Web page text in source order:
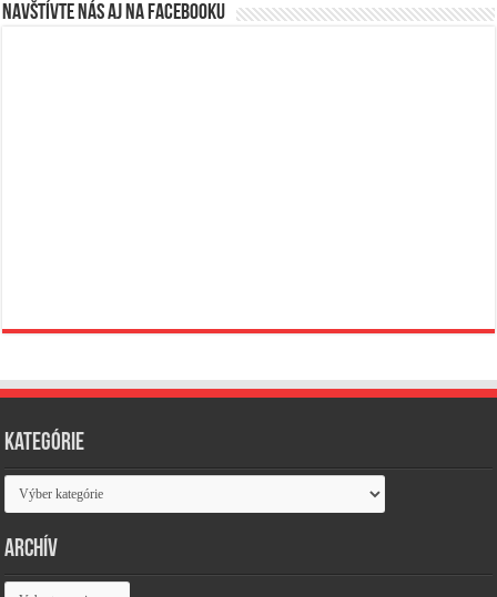
Navštívte nás aj na Facebooku
Kategórie
Kategórie
Archív
Archív